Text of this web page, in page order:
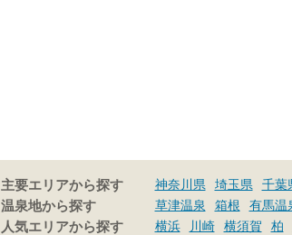
主要エリアから探す 神奈川県 埼玉県 千葉
温泉地から探す
草津温泉 箱根 有馬温
人気エリアから探す
横浜 川崎 横須賀 柏